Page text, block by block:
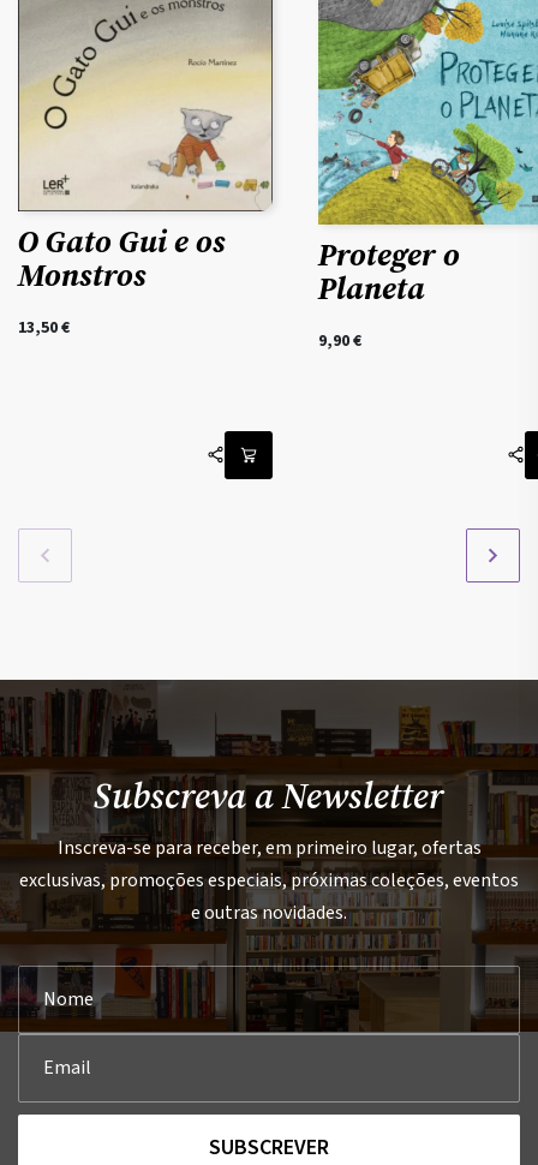
O Gato Gui e os
Monstros
13,50€
Proteger o
Planeta
9,90€
Subscreva a Newsletter
Inscreva-se para receber, em primeiro lugar, ofertas
exclusivas, promoções especiais, próximas coleções, eventos
e outras novidades.
SUBSCREVER